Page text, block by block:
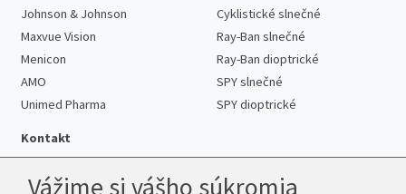
Johnson & Johnson
Maxvue Vision
Menicon
AMO
Unimed Pharma
Cyklistické slnečné
Ray-Ban slnečné
Ray-Ban dioptrické
SPY slnečné
SPY dioptrické
Kontakt
Vážime si vášho súkromia